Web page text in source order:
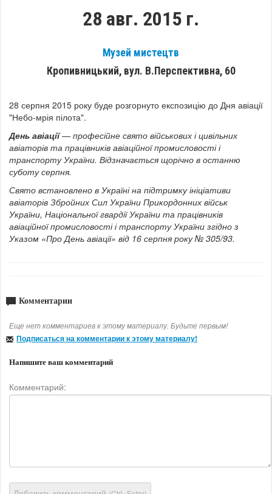
28 авг. 2015 г.
Музей мистецтв
Кропивницький, вул. В.Перспективна, 60
28 серпня 2015 року буде розгорнуто експозицію до Дня авіації
"Небо-мрія пілота".
День авіації— професійне свято військових і цивільних
авіаторів та працівників авіаційної промисловості і
транспорту України. Відзначається щорічно в останню
суботу серпня.
Свято встановлено в Україні на підтримку ініціативи
авіаторів Збройних Сил України Прикордонних військ
України, Національної гвардії України та працівників
авіаційної промисловості і транспорту України згідно з
Указом «Про День авіації» від 16 серпня року № 305/93.
Комментарии
Еще нет комментариев к этому материалу. Будьте первым!
Подписаться на комментарии к этому материалу!
Напишите ваш комментарий
Комментарий: